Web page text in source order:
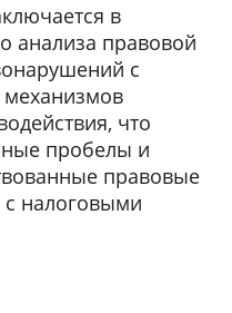
в
анализа правовой
с
механизмов
что
пробелы и
правовые
налоговыми